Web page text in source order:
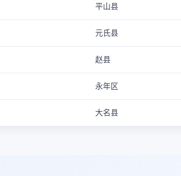
平山县
元氏县
赵县
永年区
大名县